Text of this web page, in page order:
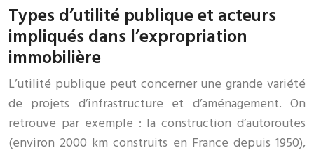
Types d’utilité publique et acteurs
impliqués dans l’expropriation
immobilière
L’utilité publique peut concerner une grande variété
de projets d’infrastructure et d’aménagement. On
retrouve par exemple : la construction d’autoroutes
(environ 2000 km construits en France depuis 1950),